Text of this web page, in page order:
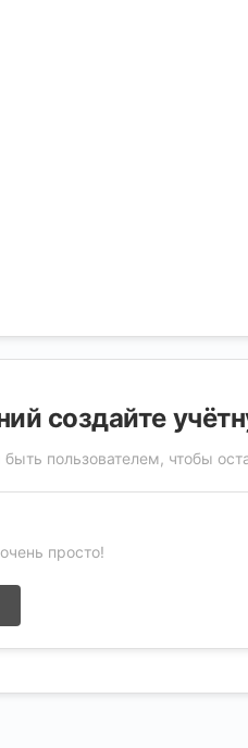
создайте
пользователем, чтобы
просто!